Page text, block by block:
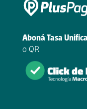
Aboná Tasa
o QR